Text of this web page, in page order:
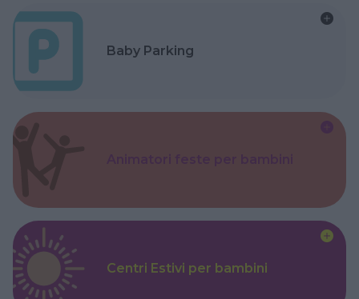
Baby Parking
Centri Estivi per bambini